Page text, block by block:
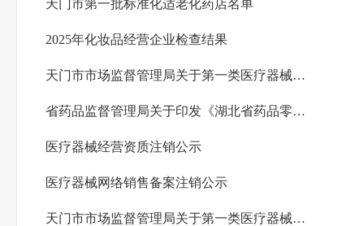
天门市第一批标准化适老化药店名单
2025年化妆品经营企业检查结果
天门市市场监督管理局关于第一类医疗器械产品备案信息公告（2025年第四季度）
省药品监督管理局关于印发《湖北省药品零售企业许可检查指导原则》的通知
医疗器械经营资质注销公示
医疗器械网络销售备案注销公示
天门市市场监督管理局关于第一类医疗器械产品备案信息公告（2025年第三季度）